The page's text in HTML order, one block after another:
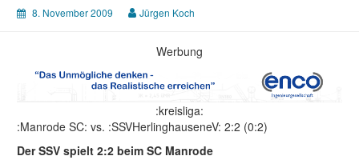
8. November 2009 Jürgen Koch
Werbung
:kreisliga:
:Manrode SC: vs. :SSVHerlinghauseneV: 2:2 (0:2)
Der SSV spielt 2:2 beim SC Manrode